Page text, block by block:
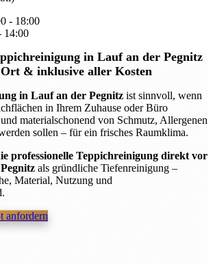
- 18:00
14:00
in Lauf an der Pegnitz
& inklusive aller Kosten
in Lauf an der Pegnitz ist sinnvoll, wenn
in Ihrem Zuhause oder Büro
materialschonend von Schmutz, Allergenen
sollen – für ein frisches Raumklima.
professionelle Teppichreinigung direkt vor
als gründliche Tiefenreinigung –
Material, Nutzung und
anfordern